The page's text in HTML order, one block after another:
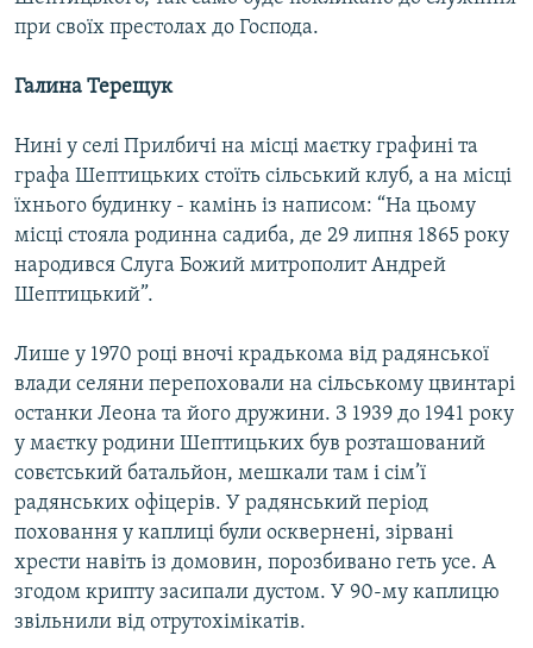
при своїх престолах до Господа.
Галина Терещук
Нині у селі Прилбичі на місці маєтку графині та
графа Шептицьких стоїть сільський клуб, а на місці
їхнього будинку - камінь із написом: “На цьому
місці стояла родинна садиба, де 29 липня 1865 року
народився Слуга Божий митрополит Андрей
Шептицький”.
Лише у 1970 році вночі крадькома від радянської
влади селяни перепоховали на сільському цвинтарі
останки Леона та його дружини. З 1939 до 1941 року
у маєтку родини Шептицьких був розташований
совєтський батальйон, мешкали там і сім’ї
радянських офіцерів. У радянський період
поховання у каплиці були осквернені, зірвані
хрести навіть із домовин, порозбивано геть усе. А
згодом крипту засипали дустом. У 90-му каплицю
звільнили від отрутохімікатів.